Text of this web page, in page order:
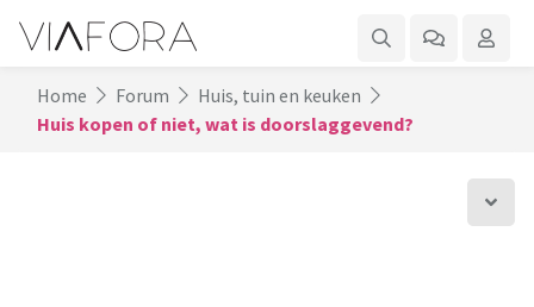
Home Forum
Huis, tuin en keuken
Huis kopen of niet, wat is doorslaggevend?